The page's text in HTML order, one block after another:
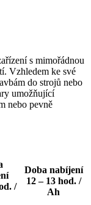
s mimořádnou
Vzhledem ke své
do strojů nebo
umožňující
nebo pevně
/
Doba nabíjení
12 – 13 hod. /
Ah